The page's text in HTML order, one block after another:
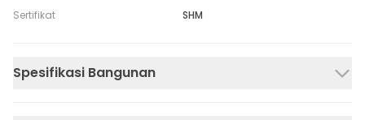
Sertifikat SHM
Spesifikasi Bangunan